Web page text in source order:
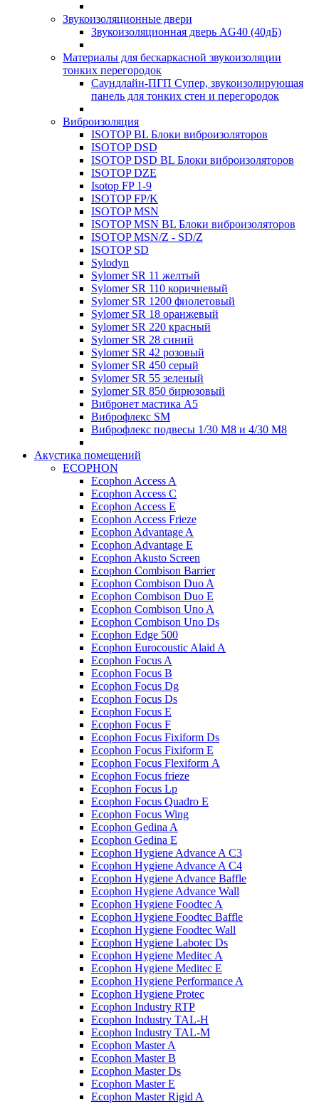
Звукоизоляционные двери
Звукоизоляционная дверь AG40 (40дБ)
Материалы для бескаркасной звукоизоляции
тонких перегородок
Саундлайн-ПГП Супер, звукоизолирующая
панель для тонких стен и перегородок
Виброизоляция
ISOTOP BL Блоки виброизоляторов
ISOTOP DSD
ISOTOP DSD BL Блоки виброизоляторов
ISOTOP DZE
Isotop FP 1-9
ISOTOP FP/K
ISOTOP MSN
ISOTOP MSN BL Блоки виброизоляторов
ISOTOP MSN/Z - SD/Z
ISOTOP SD
Sylodyn
Sylomer SR 11 желтый
Sylomer SR 110 коричневый
Sylomer SR 1200 фиолетовый
Sylomer SR 18 оранжевый
Sylomer SR 220 красный
Sylomer SR 28 синий
Sylomer SR 42 розовый
Sylomer SR 450 серый
Sylomer SR 55 зеленый
Sylomer SR 850 бирюзовый
Вибронет мастика А5
Виброфлекс SM
Виброфлекс подвесы 1/30 М8 и 4/30 М8
Акустика помещений
ECOPHON
Ecophon Access A
Ecophon Access C
Ecophon Access E
Ecophon Access Frieze
Ecophon Advantage A
Ecophon Advantage E
Ecophon Akusto Screen
Ecophon Combison Barrier
Ecophon Combison Duo A
Ecophon Combison Duo E
Ecophon Combison Uno A
Ecophon Combison Uno Ds
Ecophon Edge 500
Ecophon Eurocoustic Alaid A
Ecophon Focus A
Ecophon Focus B
Ecophon Focus Dg
Ecophon Focus Ds
Ecophon Focus E
Ecophon Focus F
Ecophon Focus Fixiform Ds
Ecophon Focus Fixiform E
Ecophon Focus Flexiform А
Ecophon Focus frieze
Ecophon Focus Lp
Ecophon Focus Quаdro E
Ecophon Focus Wing
Ecophon Gedina A
Ecophon Gedina E
Ecophon Hygiene Advance A C3
Ecophon Hygiene Advance A C4
Ecophon Hygiene Advance Baffle
Ecophon Hygiene Advance Wall
Ecophon Hygiene Foodtec A
Ecophon Hygiene Foodtec Baffle
Ecophon Hygiene Foodtec Wall
Ecophon Hygiene Labotec Ds
Ecophon Hygiene Meditec A
Ecophon Hygiene Meditec E
Ecophon Hygiene Performance A
Ecophon Hygiene Proteс
Ecophon Industry RTP
Ecophon Industry TAL-H
Ecophon Industry TAL-M
Ecophon Master A
Ecophon Master B
Ecophon Master Ds
Ecophon Master E
Ecophon Master Rigid A